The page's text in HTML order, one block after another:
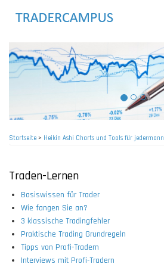
Startseite> Heikin Ashi Charts und Tools für jedermann
Traden-Lernen
Basiswissen für Trader
Wie fangen Sie an?
3 klassische Tradingfehler
Praktische Trading Grundregeln
Tipps von Profi-Tradern
Interviews mit Profi-Tradern